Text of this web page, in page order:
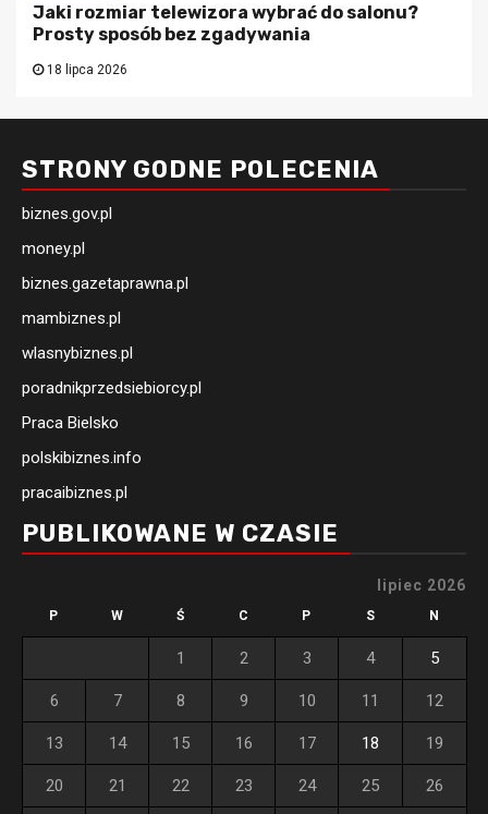
Jaki rozmiar telewizora wybrać do salonu?
Prosty sposób bez zgadywania
18 lipca 2026
STRONY GODNE POLECENIA
biznes.gov.pl
money.pl
biznes.gazetaprawna.pl
mambiznes.pl
wlasnybiznes.pl
poradnikprzedsiebiorcy.pl
Praca Bielsko
polskibiznes.info
pracaibiznes.pl
PUBLIKOWANE W CZASIE
lipiec 2026
P W Ś C P S N
1 2 3 4 5
6 7 8 9 10 11 12
13 14 15 16 17 18 19
20 21 22 23 24 25 26